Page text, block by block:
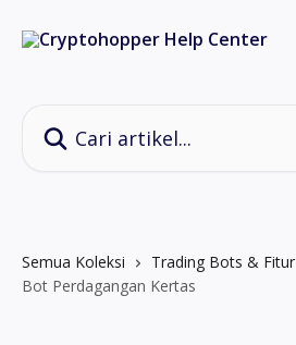
Semua Koleksi
Trading Bots & Fitur
Bot Perdagangan Kertas